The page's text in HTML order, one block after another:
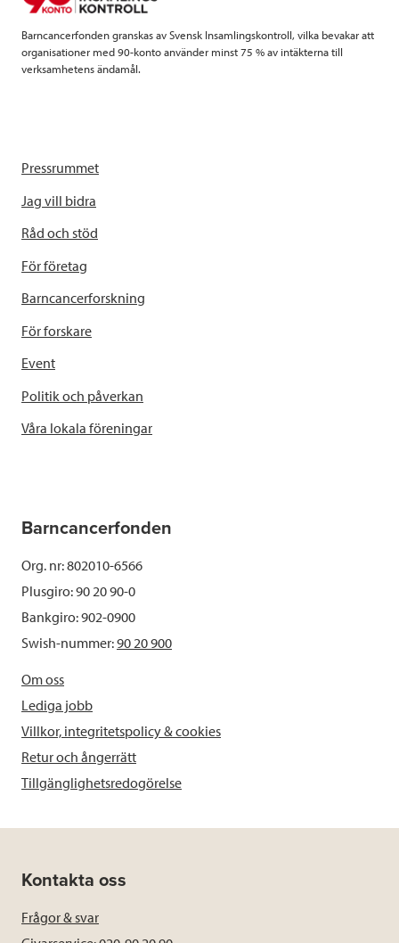
k
Barncancerfonden granskas av Svensk Insamlingskontroll, vilka bevakar att
organisationer med 90-konto använder minst 75 % av intäkterna till
verksamhetens ändamål.
Pressrummet
Jag vill bidra
Råd och stöd
För företag
Barncancerforskning
För forskare
Event
Politik och påverkan
Våra lokala föreningar
Barncancerfonden
Org. nr: 802010-6566
Plusgiro: 90 20 90-0
Bankgiro: 902-0900
Swish-nummer:90 20 900
Om oss
Lediga jobb
Villkor, integritetspolicy & cookies
Retur och ångerrätt
Tillgänglighetsredogörelse
Kontakta oss
Frågor & svar